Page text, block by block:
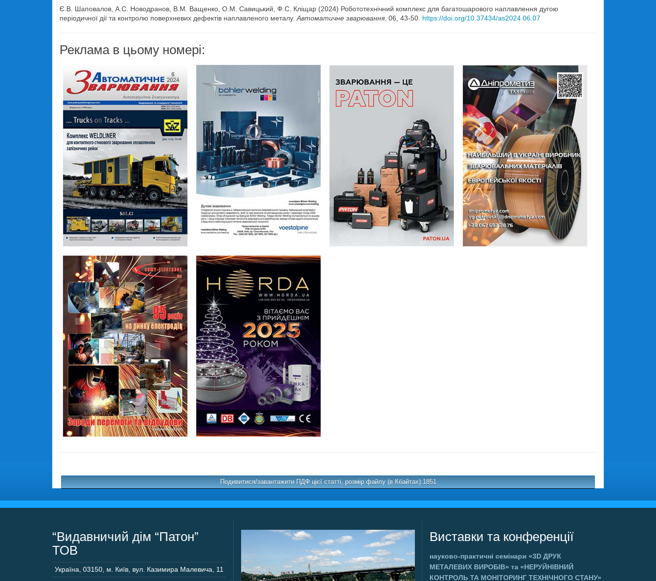
Є.В. Шаповалов, А.С. Новодранов, В.М. Ващенко, О.М. Савицький, Ф.С. Кліщар (2024) Робототехнічний комплекс для багатошарового наплавлення дугою
періодичної дії та контролю поверхневих дефектів наплавленого металу. Автоматичне зварювання , 06, 43-50. https://doi.org/10.37434/as2024.06.07
Реклама в цьому номері:
Подивитися/завантажити ПДФ цієї статті, розмір файлу (в Кбайтах):1851
“Видавничий дім “Патон”
ТОВ
Україна 03150 м. Київ, вул. Казимира Малевича, 11
Виставки та конференції
науково-практичні семінари«3D ДРУК
МЕТАЛЕВИХ ВИРОБІВ» та«НЕРУЙНІВНИЙ
КОНТРОЛЬ ТА МОНІТОРИНГ ТЕХНІЧНОГО СТАНУ»